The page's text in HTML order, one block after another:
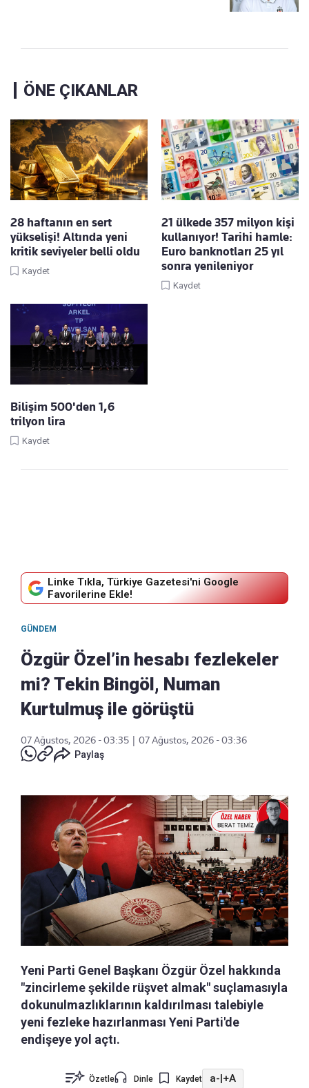
ÖNE ÇIKANLAR
28 haftanın en sert
yükselişi! Altında yeni
kritik seviyeler belli oldu
Kaydet
21 ülkede 357 milyon kişi
kullanıyor! Tarihi hamle:
Euro banknotları 25 yıl
sonra yenileniyor
Kaydet
Bilişim 500'den 1,6
trilyon lira
Kaydet
Linke Tıkla, Türkiye Gazetesi'ni Google
Favorilerine Ekle!
GÜNDEM
Özgür Özel’in hesabı fezlekeler
mi? Tekin Bingöl, Numan
Kurtulmuş ile görüştü
07 Ağustos, 2026 - 03:35 | 07 Ağustos, 2026 - 03:36
Paylaş
Yeni Parti Genel Başkanı Özgür Özel hakkında
"zincirleme şekilde rüşvet almak" suçlamasıyla
dokunulmazlıklarının kaldırılması talebiyle
yeni fezleke hazırlanması Yeni Parti'de
endişeye yol açtı.
Özetle Dinle Kaydet a-|+A